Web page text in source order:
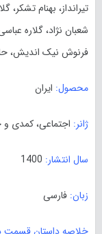
تیرانداز، بهنام تشکر،
شعبان نژاد، گلاره
فرنوش نیک اندیش،
محصول: ایران
ژانر: اجتماعی، کمدی و
سال انتشار:
زبان: فارسی